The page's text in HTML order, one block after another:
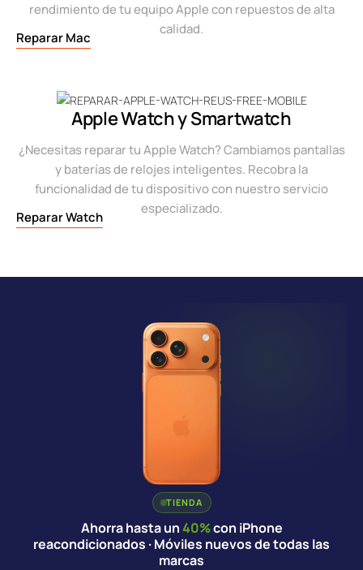
rendimiento de tu equipo Apple con repuestos de alta
calidad.
Reparar Mac
Apple Watch y Smartwatch
¿Necesitas reparar tu Apple Watch? Cambiamos pantallas
y baterías de relojes inteligentes. Recobra la
funcionalidad de tu dispositivo con nuestro servicio
especializado.
Reparar Watch
TIENDA
Ahorra hasta un40%con iPhone
reacondicionados · Móviles nuevos de todas las
marcas